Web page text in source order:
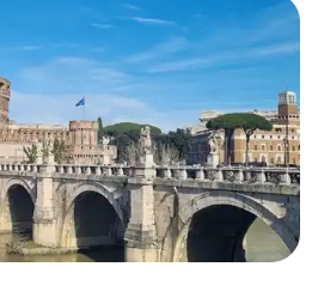
мероприятия и шоу.
Дикое родео:
прогулка на фрисби со
стартовые горки,
100 км/ч за 2
вращающиеся
брызгах среди руин
башня Италии в 72
тематические
мотивами и водопадами